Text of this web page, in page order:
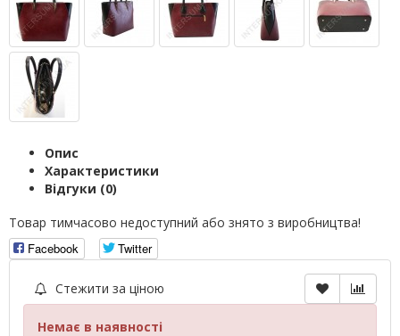
Опис
Характеристики
Відгуки (0)
Товар тимчасово недоступний або знято з виробництва!
Facebook
Twitter
Стежити за ціною
Немає в наявності